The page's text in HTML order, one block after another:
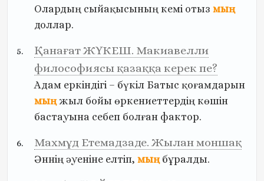
Олардың сыйақысының кемі отыз мың
доллар.
Қанағат ЖҮКЕШ. Макиавелли
философиясы қазаққа керек пе?
Адам еркіндігі – бүкіл Батыс қоғамдарын
мың жыл бойы өркениеттердің көшін
бастауына себеп болған фактор.
Махмұд Етемадзаде. Жылан моншақ
Әннің әуеніне елтіп, мың бұралды.